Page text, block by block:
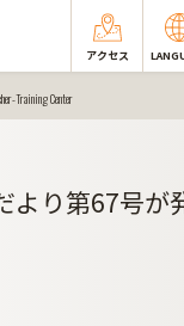
アクセス
Training Center
より第67号が